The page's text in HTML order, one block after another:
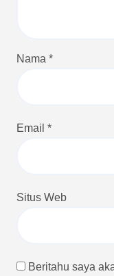
Nama *
Email *
Situs Web
Beritahu saya